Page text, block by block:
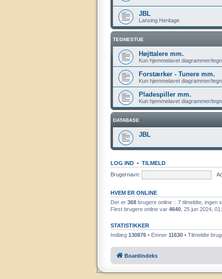
JBL
Lansing Heritage
TEGNESTUE
Højttalere mm.
Kun hjemmelavet diagrammer/
Forstærker - Tunere mm.
Kun hjemmelavet diagrammer/
Pladespiller mm.
Kun hjemmelavet diagrammer/
DATABASE
JBL
LOG IND • TILMELD
Brugernavn:
HVEM ER ONLINE
Der er 368 brugere online :: 7 tilmeldte,
Flest brugere online var 4640 , 25 jun 2024,
STATISTIKKER
Indlæg 130876 • Emner 11630 • Tilmeldte
Boardindeks